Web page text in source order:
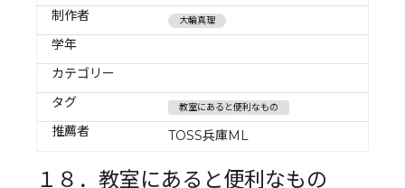
制作者
大輪真理
学年
カテゴリー
タグ
教室にあると便利なもの
推薦者 TOSS兵庫ML
１８．教室にあると便利なもの